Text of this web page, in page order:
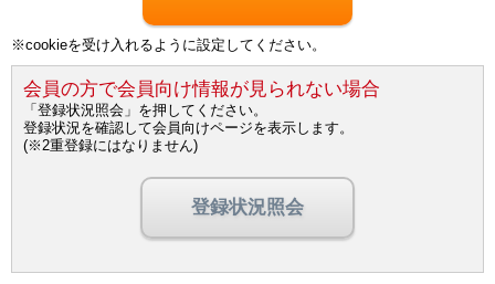
※cookieを受け入れるように設定してください。
会員の方で会員向け情報が見られない場合
「登録状況照会」を押してください。
登録状況を確認して会員向けページを表示します。
(※2重登録にはなりません)
登録状況照会